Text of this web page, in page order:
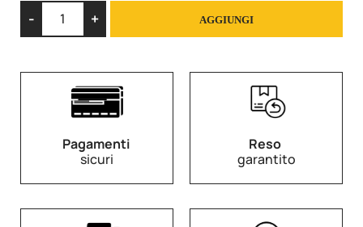
AGGIUNGI
Pagamenti
sicuri
Reso
garantito